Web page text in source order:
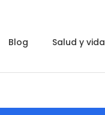
blog salud y vida